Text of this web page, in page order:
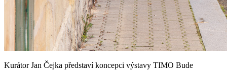
Kurátor Jan Čejka představí koncepci výstavy TIMO Bude